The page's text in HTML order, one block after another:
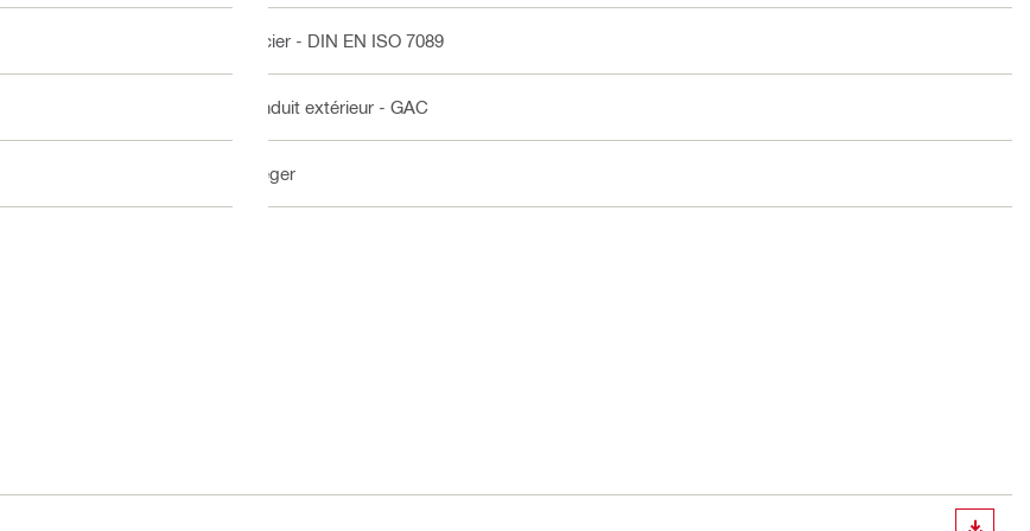
Acier - DIN EN ISO 7089
Enduit extérieur - GAC
Léger